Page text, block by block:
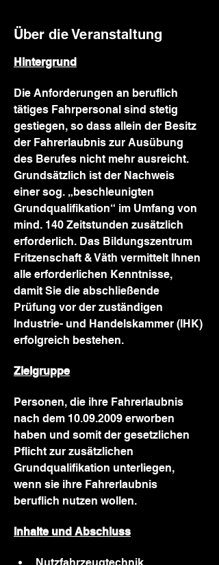
Über die Veranstaltung
Hintergrund
Die Anforderungen an beruflich
tätiges Fahrpersonal sind stetig
gestiegen, so dass allein der Besitz
der Fahrerlaubnis zur Ausübung
des Berufes nicht mehr ausreicht.
Grundsätzlich ist der Nachweis
einer sog. „beschleunigten
Grundqualifikation“ im Umfang von
mind. 140 Zeitstunden zusätzlich
erforderlich. Das Bildungszentrum
Fritzenschaft & Väth vermittelt Ihnen
alle erforderlichen Kenntnisse,
damit Sie die abschließende
Prüfung vor der zuständigen
Industrie- und Handelskammer (IHK)
erfolgreich bestehen.
Zielgruppe
Personen, die ihre Fahrerlaubnis
nach dem 10.09.2009 erworben
haben und somit der gesetzlichen
Pflicht zur zusätzlichen
Grundqualifikation unterliegen,
wenn sie ihre Fahrerlaubnis
beruflich nutzen wollen.
Inhalte und Abschluss